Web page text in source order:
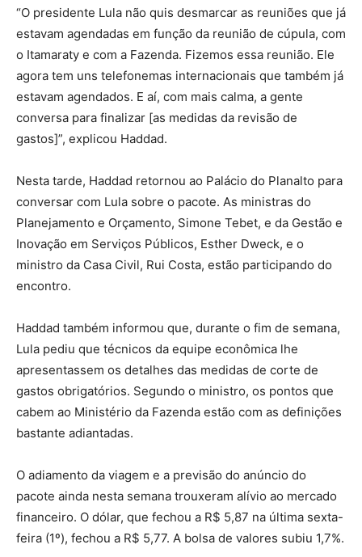
“O presidente Lula não quis desmarcar as reuniões que já
estavam agendadas em função da reunião de cúpula, com
o Itamaraty e com a Fazenda. Fizemos essa reunião. Ele
agora tem uns telefonemas internacionais que também já
estavam agendados. E aí, com mais calma, a gente
conversa para finalizar [as medidas da revisão de
gastos]”, explicou Haddad.
Nesta tarde, Haddad retornou ao Palácio do Planalto para
conversar com Lula sobre o pacote. As ministras do
Planejamento e Orçamento, Simone Tebet, e da Gestão e
Inovação em Serviços Públicos, Esther Dweck, e o
ministro da Casa Civil, Rui Costa, estão participando do
encontro.
Haddad também informou que, durante o fim de semana,
Lula pediu que técnicos da equipe econômica lhe
apresentassem os detalhes das medidas de corte de
gastos obrigatórios. Segundo o ministro, os pontos que
cabem ao Ministério da Fazenda estão com as definições
bastante adiantadas.
O adiamento da viagem e a previsão do anúncio do
pacote ainda nesta semana trouxeram alívio ao mercado
financeiro. O dólar, que fechou a R$ 5,87 na última sexta-
feira (1º), fechou a R$ 5,77. A bolsa de valores subiu 1,7%.